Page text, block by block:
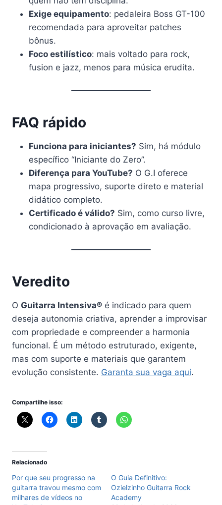
Exige equipamento: pedaleira Boss GT-100
recomendada para aproveitar patches
bônus.
Foco estilístico: mais voltado para rock,
fusion e jazz, menos para música erudita.
FAQ rápido
Funciona para iniciantes? Sim, há módulo
específico “Iniciante do Zero”.
Diferença para YouTube? O G.I oferece
mapa progressivo, suporte direto e material
didático completo.
Certificado é válido? Sim, como curso livre,
condicionado à aprovação em avaliação.
Veredito
O Guitarra Intensiva® é indicado para quem
deseja autonomia criativa, aprender a improvisar
com propriedade e compreender a harmonia
funcional. É um método estruturado, exigente,
mas com suporte e materiais que garantem
evolução consistente. Garanta sua vaga aqui.
Compartilhe isso:
Relacionado
Por que seu progresso na
guitarra travou mesmo com
milhares de vídeos no
O Guia Definitivo:
Ozielzinho Guitarra Rock
Academy